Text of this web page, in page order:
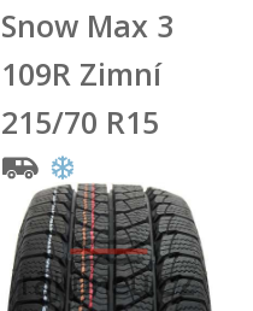
Snow Max 3
109R Zimní
215/70 R15